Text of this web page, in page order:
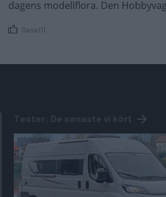
dagens modellflora. Den
Gasa (1)